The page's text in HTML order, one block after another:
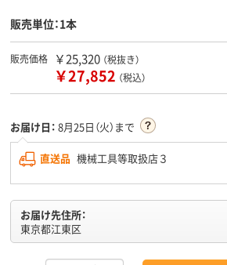
販売単位：1本
販売価格 ￥25,320 （税抜き）
￥27,852 （税込）
お届け日： 8月25日（火）まで
直送品 機械工具等取扱店３
お届け先住所：
東京都江東区